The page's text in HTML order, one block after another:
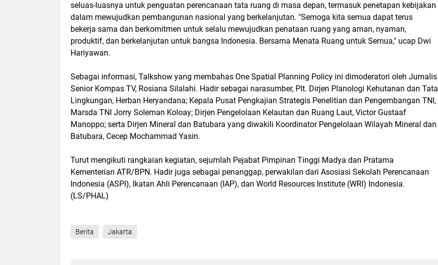
seluas-luasnya untuk penguatan perencanaan tata ruang di masa depan, termasuk penetapan kebijakan
dalam mewujudkan pembangunan nasional yang berkelanjutan. "Semoga kita semua dapat terus
bekerja sama dan berkomitmen untuk selalu mewujudkan penataan ruang yang aman, nyaman,
produktif, dan berkelanjutan untuk bangsa Indonesia. Bersama Menata Ruang untuk Semua," ucap Dwi
Hariyawan.
Sebagai informasi, Talkshow yang membahas One Spatial Planning Policy ini dimoderatori oleh Jurnalis
Senior Kompas TV, Rosiana Silalahi. Hadir sebagai narasumber, Plt. Dirjen Planologi Kehutanan dan Tata
Lingkungan, Herban Heryandana; Kepala Pusat Pengkajian Strategis Penelitian dan Pengembangan TNI,
Marsda TNI Jorry Soleman Koloay; Dirjen Pengelolaan Kelautan dan Ruang Laut, Victor Gustaaf
Manoppo; serta Dirjen Mineral dan Batubara yang diwakili Koordinator Pengelolaan Wilayah Mineral dan
Batubara, Cecep Mochammad Yasin.
Turut mengikuti rangkaian kegiatan, sejumlah Pejabat Pimpinan Tinggi Madya dan Pratama
Kementerian ATR/BPN. Hadir juga sebagai penanggap, perwakilan dari Asosiasi Sekolah Perencanaan
Indonesia (ASPI), Ikatan Ahli Perencanaan (IAP), dan World Resources Institute (WRI) Indonesia.
(LS/PHAL)
Berita Jakarta